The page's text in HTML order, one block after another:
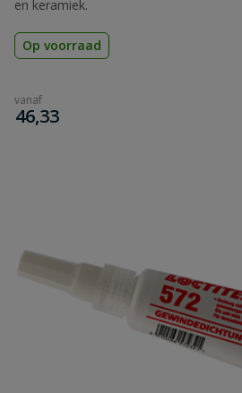
en keramiek.
Op voorraad
vanaf
€
46,33